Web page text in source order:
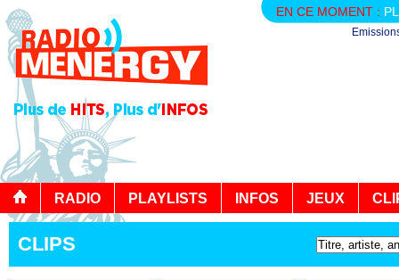
EN CE MOMENT :
RADIO PLAYLISTS INFOS JEUX
CLIPS